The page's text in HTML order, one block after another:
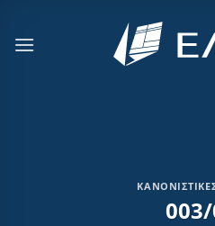
περιεχόμενο